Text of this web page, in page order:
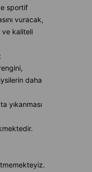
sportif
vuracak,
ve kaliteli
daha
yıkanması